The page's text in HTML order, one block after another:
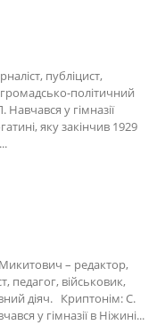
публіцист,
політичний
Навчався у гімназії
яку закінчив 1929
– редактор,
педагог, військовик,
діяч. Криптонім: С.
у гімназії в Ніжині...